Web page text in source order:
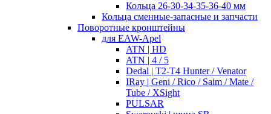
Кольца 26-30-34-35-36-40 мм
Кольца сменные-запасные и запчасти
Поворотные кронштейны
для EAW-Apel
ATN | HD
ATN | 4 / 5
Dedal | T2-T4 Hunter / Venator
IRay | Geni / Rico / Saim / Mate /
Tube / XSight
PULSAR